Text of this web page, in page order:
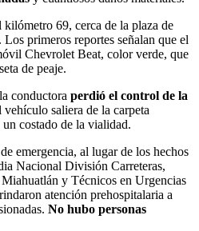
69, cerca de la plaza de
primeros reportes señalan que el
Chevrolet Beat, color verde, que
de peaje.
conductora perdió el control de la
saliera de la carpeta
costado de la vialidad.
emergencia, al lugar de los hechos
Nacional División Carreteras,
y Técnicos en Urgencias
atención prehospitalaria a
No hubo personas